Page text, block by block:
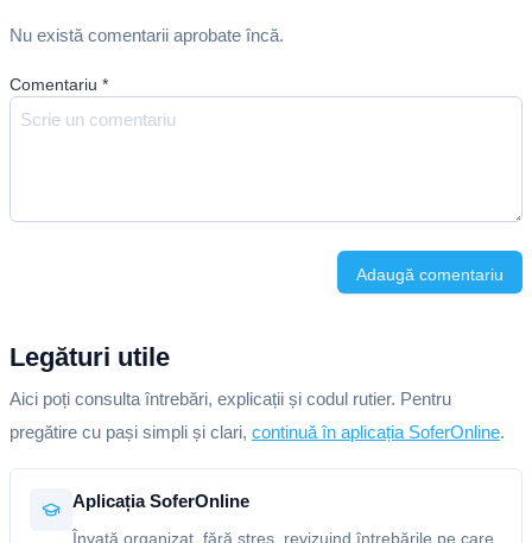
Nu există comentarii aprobate încă.
Comentariu *
Adaugă comentariu
Legături utile
Aici poți consulta întrebări, explicații și codul rutier. Pentru
pregătire cu pași simpli și clari, continuă în aplicația SoferOnline.
Aplicația SoferOnline
Învață organizat, fără stres, revizuind întrebările pe care